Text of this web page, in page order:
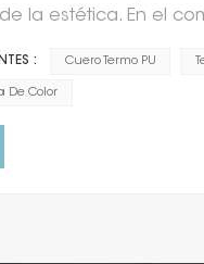
la estética. En el
ofreciendo
cómo
destacadas es
añadiendo un
: Cuero Termo PU
De Color